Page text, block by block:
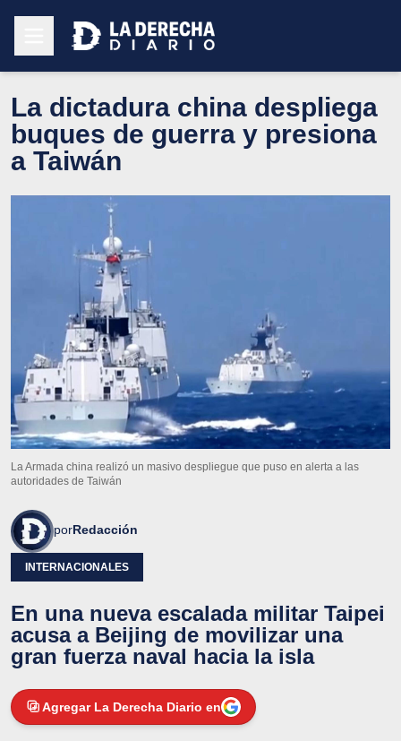
La dictadura china despliega
buques de guerra y presiona
a Taiwán
La Armada china realizó un masivo despliegue que puso en alerta a las
autoridades de Taiwán
porRedacción
INTERNACIONALES
En una nueva escalada militar Taipei
acusa a Beijing de movilizar una
gran fuerza naval hacia la isla
Agregar La Derecha Diario en